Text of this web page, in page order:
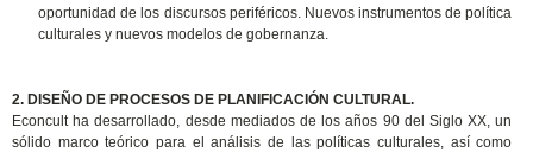
oportunidad de los discursos periféricos. Nuevos instrumentos de política
culturales y nuevos modelos de gobernanza.
2. DISEÑO DE PROCESOS DE PLANIFICACIÓN CULTURAL.
Econcult ha desarrollado, desde mediados de los años 90 del Siglo XX, un
sólido marco teórico para el análisis de las políticas culturales, así como